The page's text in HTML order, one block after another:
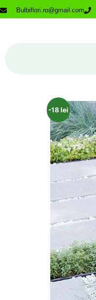
Bulbiflori.ro@gmail.com
-18 lei